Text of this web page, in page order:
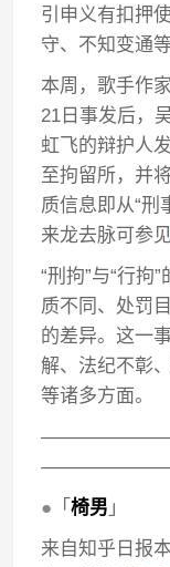
引申义有扣押
守、不知变通等
本周，歌手作
21日事发后，
虹飞的辩护人
至拘留所，并
质信息即从“
来龙去脉可参
“刑拘”与“行拘
质不同、处罚
的差异。这一
解、法纪不彰
等诸多方面。
● 「椅男 」
来自知乎日报